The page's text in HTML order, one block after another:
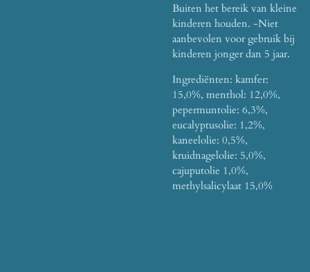
Buiten het bereik van kleine
kinderen houden. -Niet
aanbevolen voor gebruik bij
kinderen jonger dan 5 jaar.
Ingrediënten: kamfer:
15,0%, menthol: 12,0%,
pepermuntolie: 6,3%,
eucalyptusolie: 1,2%,
kaneelolie: 0,5%,
kruidnagelolie: 5,0%,
cajuputolie 1,0%,
methylsalicylaat 15,0%